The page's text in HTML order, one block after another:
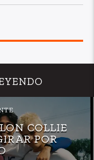
COLLIE
POR